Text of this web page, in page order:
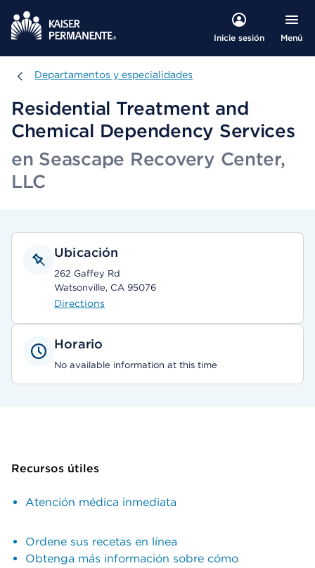
Inicie sesión Menú
Departamentos y especialidades
Departamentos y especialidades
Residential Treatment and
Chemical Dependency Services
en Seascape Recovery Center,
LLC
Ubicación
262 Gaffey Rd
Watsonville, CA 95076
Directions
Horario
No available information at this time
Recursos útiles
Atención médica inmediata
Ordene sus recetas en línea
Obtenga más información sobre cómo